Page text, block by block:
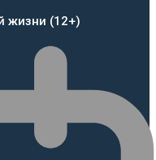
жизни (12+)